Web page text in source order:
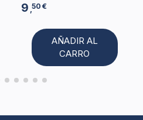
9 ,50 €
AÑADIR AL
CARRO